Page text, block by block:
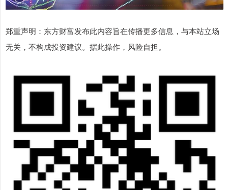
郑重声明：东方财富发布此内容旨在传播更多信息，与本站立场
无关，不构成投资建议。据此操作，风险自担。